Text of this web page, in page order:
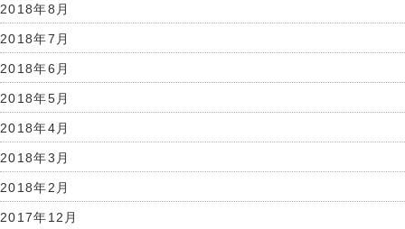
2018年8月
2018年7月
2018年6月
2018年5月
2018年4月
2018年3月
2018年2月
2017年12月